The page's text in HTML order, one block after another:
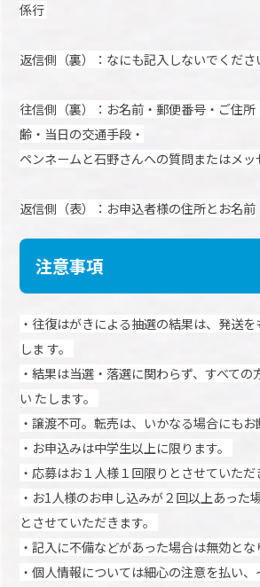
係行
返信側（裏）：なにも記入しないでくださ
往信側（裏）：お名前・郵便番号・ご住
齢・当日の交通手段・
ペンネームと石野さんへの質問またはメッ
返信側（表）：お申込者様の住所とお名前
注意事項
・往復はがきによる抽選の結果は、発送
します。
・結果は当選・落選に関わらず、すべて
い たします。
・譲渡不可。転売は、いかなる場合にもお
・お申込みは中学生以上に限ります。
・応募はお１人様１回限りとさせていただ
・お1人様のお申し込みが２回以上あった
と させていただきます。
・記入に不備などがあった場合は無効とな
・個人情報については細心の注意を払い